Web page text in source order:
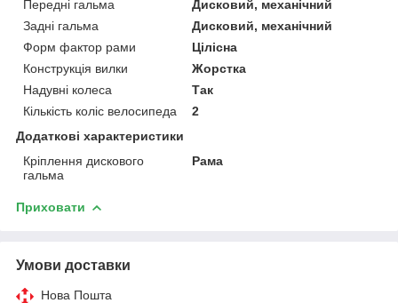
Передні гальма
Дисковий, механічний
Задні гальма
Дисковий, механічний
Форм фактор рами
Цілісна
Конструкція вилки
Жорстка
Надувні колеса
Так
Кількість коліс велосипеда
2
Додаткові характеристики
Кріплення дискового
гальма
Рама
Приховати
Умови доставки
Нова Пошта